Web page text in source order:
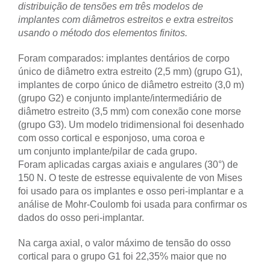
distribuição de tensões em três modelos de
implantes com diâmetros estreitos e extra estreitos
usando o método dos elementos finitos.
Foram comparados: implantes dentários de corpo
único de diâmetro extra estreito (2,5 mm) (grupo G1),
implantes de corpo único de diâmetro estreito (3,0 m)
(grupo G2) e conjunto implante/intermediário de
diâmetro estreito (3,5 mm) com conexão cone morse
(grupo G3). Um modelo tridimensional foi desenhado
com osso cortical e esponjoso, uma coroa e
um conjunto implante/pilar de cada grupo.
Foram aplicadas cargas axiais e angulares (30°) de
150 N. O teste de estresse equivalente de von Mises
foi usado para os implantes e osso peri-implantar e a
análise de Mohr-Coulomb foi usada para confirmar os
dados do osso peri-implantar.
Na carga axial, o valor máximo de tensão do osso
cortical para o grupo G1 foi 22,35% maior que no